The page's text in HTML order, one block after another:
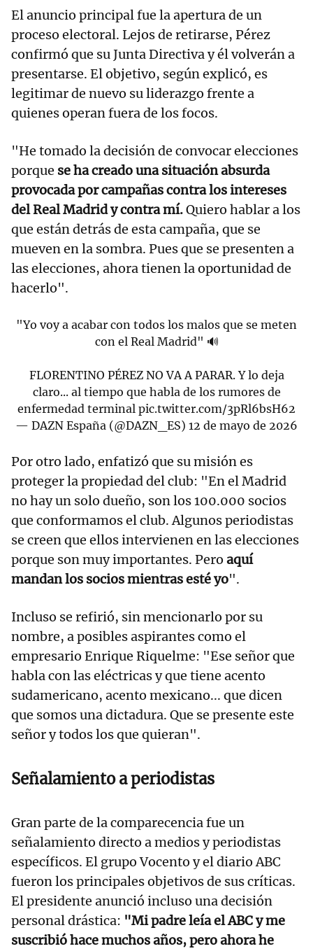
El anuncio principal fue la apertura de un
proceso electoral. Lejos de retirarse, Pérez
confirmó que su Junta Directiva y él volverán a
presentarse. El objetivo, según explicó, es
legitimar de nuevo su liderazgo frente a
quienes operan fuera de los focos.
"He tomado la decisión de convocar elecciones
porque se ha creado una situación absurda
provocada por campañas contra los intereses
del Real Madrid y contra mí.Quiero hablar a los
que están detrás de esta campaña, que se
mueven en la sombra. Pues que se presenten a
las elecciones, ahora tienen la oportunidad de
hacerlo".
"Yo voy a acabar con todos los malos que se meten
con el Real Madrid" 🔊
FLORENTINO PÉREZ NO VA A PARAR. Y lo deja
claro... al tiempo que habla de los rumores de
enfermedad terminal pic.twitter.com/3pRl6bsH62
— DAZN España (@DAZN_ES) 12 de mayo de 2026
Por otro lado, enfatizó que su misión es
proteger la propiedad del club: "En el Madrid
no hay un solo dueño, son los 100.000 socios
que conformamos el club. Algunos periodistas
se creen que ellos intervienen en las elecciones
porque son muy importantes. Pero aquí
mandan los socios mientras esté yo".
Incluso se refirió, sin mencionarlo por su
nombre, a posibles aspirantes como el
empresario Enrique Riquelme: "Ese señor que
habla con las eléctricas y que tiene acento
sudamericano, acento mexicano... que dicen
que somos una dictadura. Que se presente este
señor y todos los que quieran".
Señalamiento a periodistas
Gran parte de la comparecencia fue un
señalamiento directo a medios y periodistas
específicos. El grupo Vocento y el diario ABC
fueron los principales objetivos de sus críticas.
El presidente anunció incluso una decisión
personal drástica: "Mi padre leía el ABC y me
suscribió hace muchos años, pero ahora he